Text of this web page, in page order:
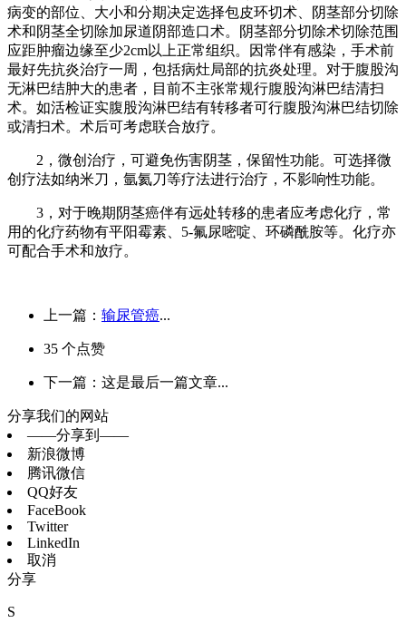
病变的部位、大小和分期决定选择包皮环切术、阴茎部分切除
术和阴茎全切除加尿道阴部造口术。阴茎部分切除术切除范围
应距肿瘤边缘至少2cm以上正常组织。因常伴有感染，手术前
最好先抗炎治疗一周，包括病灶局部的抗炎处理。对于腹股沟
无淋巴结肿大的患者，目前不主张常规行腹股沟淋巴结清扫
术。如活检证实腹股沟淋巴结有转移者可行腹股沟淋巴结切除
或清扫术。术后可考虑联合放疗。
2，微创治疗，可避免伤害阴茎，保留性功能。可选择微
创疗法如纳米刀，氩氦刀等疗法进行治疗，不影响性功能。
3，对于晚期阴茎癌伴有远处转移的患者应考虑化疗，常
用的化疗药物有平阳霉素、5-氟尿嘧啶、环磷酰胺等。化疗亦
可配合手术和放疗。
上一篇： 输尿管癌...
35 个点赞
下一篇：这是最后一篇文章...
分享我们的网站
——分享到——
新浪微博
腾讯微信
QQ好友
FaceBook
Twitter
LinkedIn
取消
分享
S